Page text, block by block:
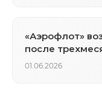
«Аэрофлот»
после
01.06.2026